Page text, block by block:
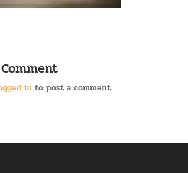
in to post a comment.